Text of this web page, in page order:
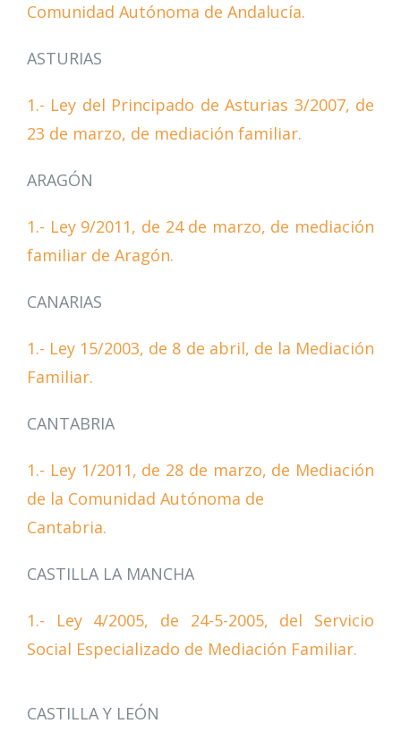
Comunidad Autónoma de Andalucía.
ASTURIAS
1.- Ley del Principado de Asturias 3/2007, de
23 de marzo, de mediación familiar.
ARAGÓN
1.- Ley 9/2011, de 24 de marzo, de mediación
familiar de Aragón.
CANARIAS
1.- Ley 15/2003, de 8 de abril, de la Mediación
Familiar.
CANTABRIA
1.- Ley 1/2011, de 28 de marzo, de Mediación
de la Comunidad Autónoma de
Cantabria.
CASTILLA LA MANCHA
1.- Ley 4/2005, de 24-5-2005, del Servicio
Social Especializado de Mediación Familiar.
CASTILLA Y LEÓN